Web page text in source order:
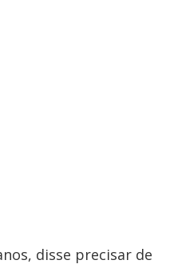
disse precisar de